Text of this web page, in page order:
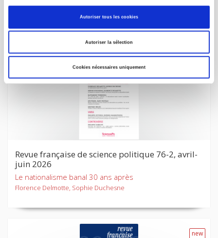
Autoriser tous les cookies
Autoriser la sélection
Cookies nécessaires uniquement
new
Revue française de science politique 76-2, avril-
juin 2026
Le nationalisme banal 30 ans après
Florence Delmotte, Sophie Duchesne
new